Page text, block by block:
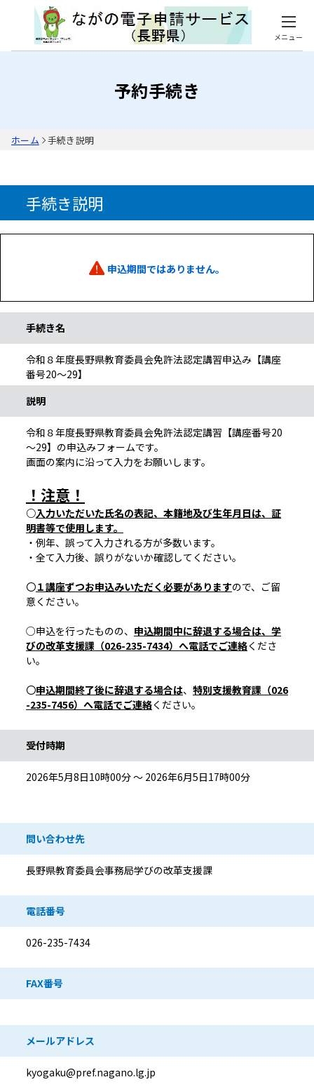
メニュー
予約手続き
ホーム 手続き説明
手続き説明
申込期間ではありません。
手続き名
令和８年度長野県教育委員会免許法認定講習申込み【講座
番号20～29】
説明
令和８年度長野県教育委員会免許法認定講習【講座番号20
～29】の申込みフォームです。
画面の案内に沿って入力をお願いします。
！注意！
○入力いただいた氏名の表記、本籍地及び生年月日は、証
明書等で使用します。
・例年、誤って入力される方が多数います。
・全て入力後、誤りがないか確認してください。
〇１講座ずつお申込みいただく必要がありますので、ご留
意ください。
○申込を行ったものの、 申込期間中に辞退する場合は、学
びの改革支援課（026-235-7434）へ電話でご連絡くださ
い。
〇申込期間終了後に辞退する場合は、 特別支援教育課（026
-235-7456）へ電話でご連絡ください。
受付時期
2026年5月8日10時00分 ～ 2026年6月5日17時00分
問い合わせ先
長野県教育委員会事務局学びの改革支援課
電話番号
026-235-7434
FAX番号
メールアドレス
kyogaku@pref.nagano.lg.jp